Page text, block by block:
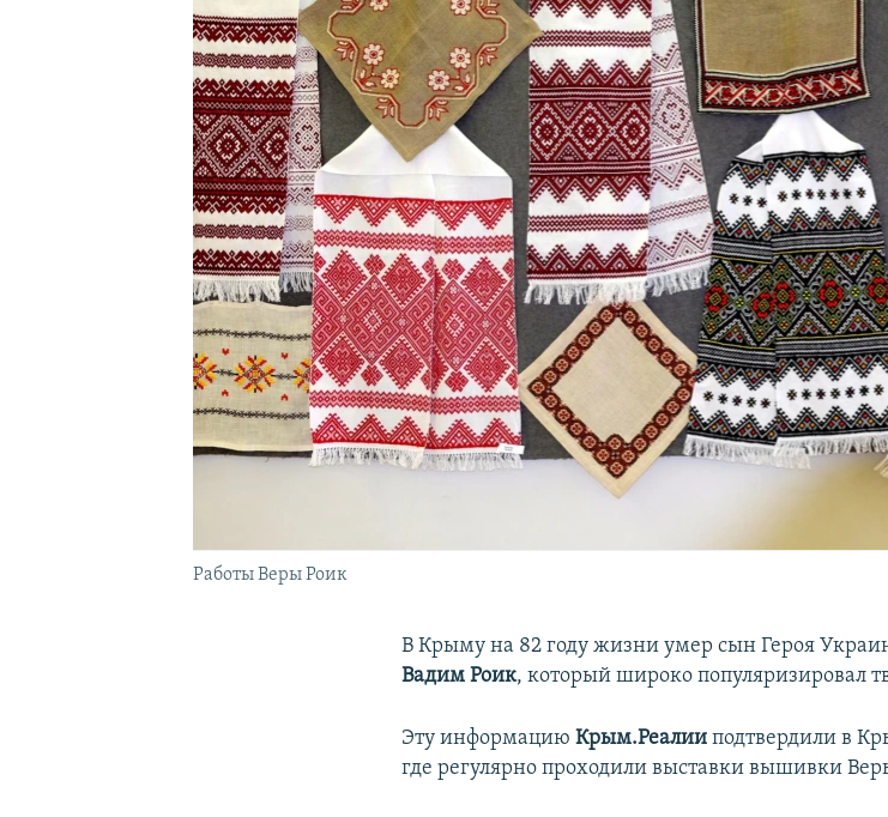
КРЫМ.НЕПОКОРЕННЫЙ
УКРАИНСКАЯ ПРОБЛЕМА КРЫМА
Работы Веры Роик
В Крыму на 82 году жизни умер сын Героя
Вадим Роик, который широко популяризировал
Эту информациюКрым.Реалии подтвердили в
где регулярно проходили выставки вышивки